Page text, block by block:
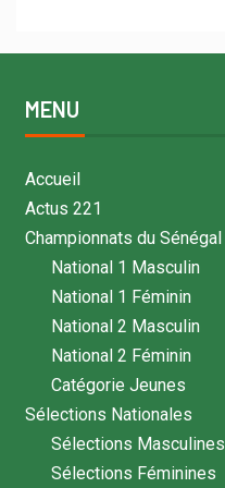
MENU
Accueil
Actus 221
Championnats du Sénégal
National 1 Masculin
National 1 Féminin
National 2 Masculin
National 2 Féminin
Catégorie Jeunes
Sélections Nationales
Sélections Masculines
Sélections Féminines